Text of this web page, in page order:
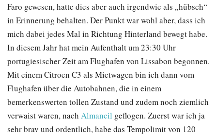
Faro gewesen, hatte dies aber auch irgendwie als „hübsch“
in Erinnerung behalten. Der Punkt war wohl aber, dass ich
mich dabei jedes Mal in Richtung Hinterland bewegt habe.
In diesem Jahr hat mein Aufenthalt um 23:30 Uhr
portugiesischer Zeit am Flughafen von Lissabon begonnen.
Mit einem Citroen C3 als Mietwagen bin ich dann vom
Flughafen über die Autobahnen, die in einem
bemerkenswerten tollen Zustand und zudem noch ziemlich
verwaist waren, nach Almancil geflogen. Zuerst war ich ja
sehr brav und ordentlich, habe das Tempolimit von 120